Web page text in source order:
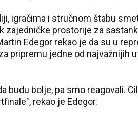
igračima i stručnom štabu
zajedničke prostorije za
Edegor rekao je da su u
pripremu jedne od najvažnijih
budu bolje, pa smo reagovali.
rekao je Edegor.